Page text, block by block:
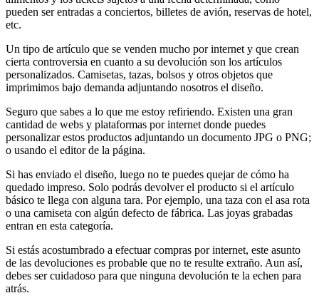
pueden ser entradas a conciertos, billetes de avión, reservas de hotel,
etc.
Un tipo de artículo que se venden mucho por internet y que crean
cierta controversia en cuanto a su devolución son los artículos
personalizados. Camisetas, tazas, bolsos y otros objetos que
imprimimos bajo demanda adjuntando nosotros el diseño.
Seguro que sabes a lo que me estoy refiriendo. Existen una gran
cantidad de webs y plataformas por internet donde puedes
personalizar estos productos adjuntando un documento JPG o PNG;
o usando el editor de la página.
Si has enviado el diseño, luego no te puedes quejar de cómo ha
quedado impreso. Solo podrás devolver el producto si el artículo
básico te llega con alguna tara. Por ejemplo, una taza con el asa rota
o una camiseta con algún defecto de fábrica. Las joyas grabadas
entran en esta categoría.
Si estás acostumbrado a efectuar compras por internet, este asunto
de las devoluciones es probable que no te resulte extraño. Aun así,
debes ser cuidadoso para que ninguna devolución te la echen para
atrás.